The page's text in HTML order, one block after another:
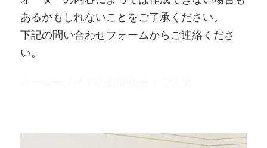
あるかもしれないことをご了承ください。
下記の問い合わせフォームからご連絡くださ
い。